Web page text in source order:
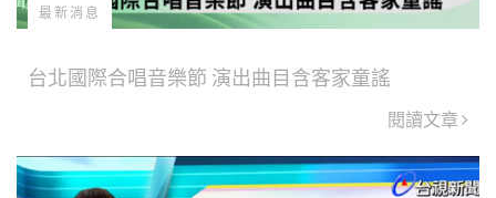
最新消息
台北國際合唱音樂節 演出曲目含客家童謠
閱讀文章